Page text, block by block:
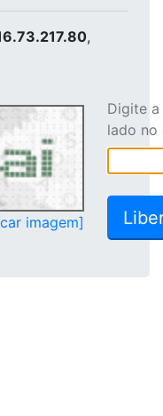
,
imagem]
Digite
lado no